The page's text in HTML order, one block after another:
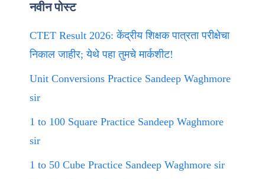
नवीन पोस्ट
CTET Result 2026: केंद्रीय शिक्षक पात्रता परीक्षेचा
निकाल जाहीर; येथे पहा तुमचे मार्कशीट!
Unit Conversions Practice Sandeep Waghmore
sir
1 to 100 Square Practice Sandeep Waghmore
sir
1 to 50 Cube Practice Sandeep Waghmore sir